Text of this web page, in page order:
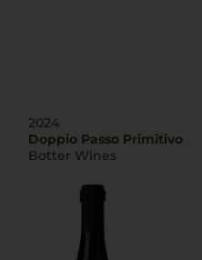
2024
Doppio Passo Primitivo
Botter Wines